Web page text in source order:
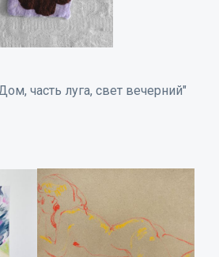
часть луга, свет вечерний"